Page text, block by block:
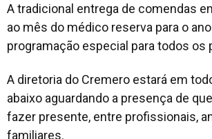
A tradicional entrega de comendas
ao mês do médico reserva para o
programação especial para todos os
A diretoria do Cremero estará em
abaixo aguardando a presença de
fazer presente, entre profissionais,
familiares.